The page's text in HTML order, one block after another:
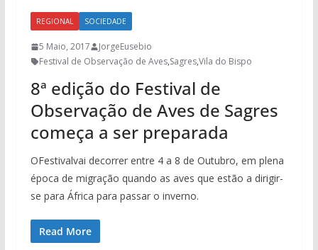
REGIONAL SOCIEDADE
5 Maio, 2017
JorgeEusebio
Festival de Observação de Aves,Sagres,Vila do Bispo
8ª edição do Festival de
Observação de Aves de Sagres
começa a ser preparada
OFestivalvai decorrer entre 4 a 8 de Outubro, em plena
época de migração quando as aves que estão a dirigir-
se para África para passar o inverno.
Read More